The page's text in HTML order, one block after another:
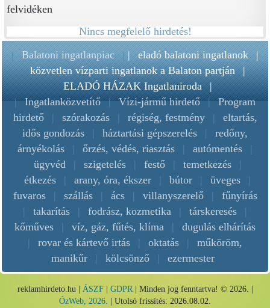
felvidéken
Nincs megfelelő hirdetés!
| Balatoni ingatlanpiac || eladó balatoni ingatlanok |
közvetlen vízparti ingatlanok a Balaton partján |
ELADÓ HÁZAK Ingatlaniroda |
| Ingatlanközvetítő | Vízi-jármű hirdető | Program
hirdető
| szórakozás | régiség, festmény |
eltartás,
idős gondozás
| háztartási gépszerelés |
redőny,
árnyékolás
| őrzés, védés, riasztás | autómentés
|
ügyvéd
| szigetelés | festő | temetkezés
|
étkezés
| arany, óra, ékszer | bútor | üveges
|
fuvaros
| szállás | ács | villanyszerelő |
fűnyírás
|
takarítás | fodrász, kozmetika | társkeresés
|
kőműves
| víz, gáz, fűtés, klíma |
dugulás elhárítás
|
rovar és kártevő irtás | oktatás |
műköröm,
manikűr
| kölcsönző | ezermester
reklamhirdeto.hu | ÁSZF| GDPR| Minden jog fenntartva! © 2026. |
ÓzWeb, 2026.
| Utolsó frissítés: 2026.08.02.